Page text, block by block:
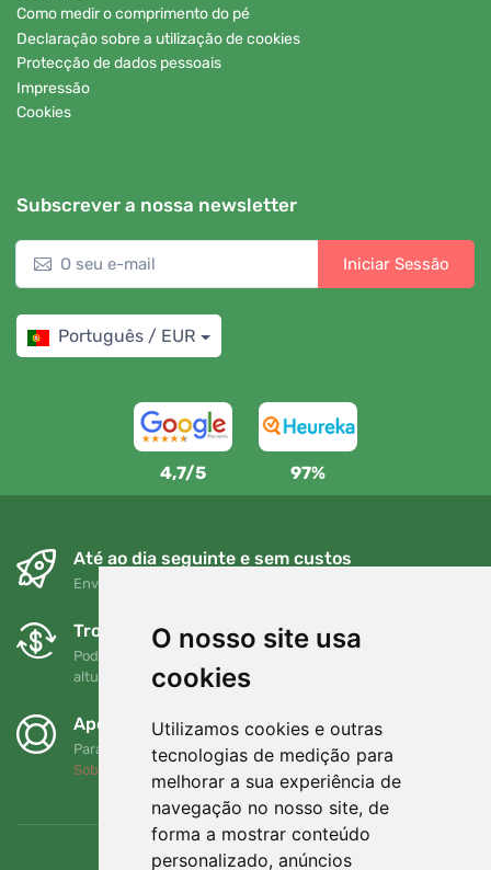
O nosso site usa
cookies
Utilizamos cookies e outras
tecnologias de medição para
melhorar a sua experiência de
navegação no nosso site, de
forma a mostrar conteúdo
personalizado, anúncios
Como medir o comprimento do pé
Declaração sobre a utilização de cookies
Protecção de dados pessoais
Impressão
Cookies
Subscrever a nossa newsletter
Iniciar Sessão
Português / EUR
4,7/5 97%
Até ao dia seguinte e sem custos
Envio gratuito para encomendas superiores a 80 EUR
Trocas e devoluções gratuitas
Pode devolver ou trocar a sua encomenda em qualquer
altura no prazo de 90 dias
Apoiamos a Trees.org
Para cada encomenda plantamos uma árvore! Leia mais
Sobre nós